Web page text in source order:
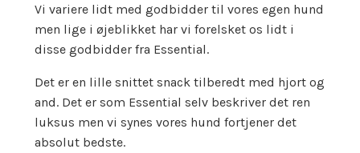
Vi variere lidt med godbidder til vores egen hund
men lige i øjeblikket har vi forelsket os lidt i
disse godbidder fra Essential.
Det er en lille snittet snack tilberedt med hjort og
and. Det er som Essential selv beskriver det ren
luksus men vi synes vores hund fortjener det
absolut bedste.